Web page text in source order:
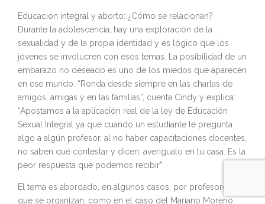
Educación integral y aborto: ¿Cómo se relacionan?
Durante la adolescencia, hay una exploración de la
sexualidad y de la propia identidad y es lógico que los
jóvenes se involucren con esos temas. La posibilidad de un
embarazo no deseado es uno de los miedos que aparecen
en ese mundo. “Ronda desde siempre en las charlas de
amigos, amigas y en las familias”, cuenta Cindy y explica:
“Apostamos a la aplicación real de la ley de Educación
Sexual Integral ya que cuando un estudiante le pregunta
algo a algún profesor, al no haber capacitaciones docentes,
no saben qué contestar y dicen: averigualo en tu casa. Es la
peor respuesta que podemos recibir”.
El tema es abordado, en algunos casos, por profesores
que se organizan, como en el caso del Mariano Moreno: